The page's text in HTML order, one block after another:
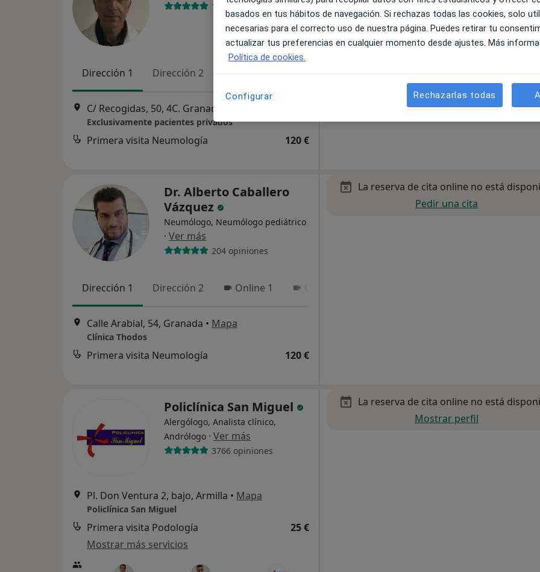
140 opiniones
Dirección 1 Dirección 2
C/ Recogidas, 50, 4C. Granada, Granada
Exclusivamente pacientes privados
Primera visita Neumología 120 €
Dr. Alberto Caballero
Vázquez
Neumólogo, Neumólogo pediátrico
· Ver más
204 opiniones
Dirección 1 Dirección 2 Online 1
Calle Arabial, 54, Granada • Mapa
Clínica Thodos
Primera visita Neumología 120 €
La reserva de cita online no está
Pedir una cita
Policlínica San Miguel
Alergólogo, Analista clínico,
Andrólogo · Ver más
3766 opiniones
Pl. Don Ventura 2, bajo, Armilla • Mapa
Policlínica San Miguel
Primera visita Podología
25 €
Mostrar más servicios
La reserva de cita online no está
Mostrar perfil
basados en tus hábitos de navegación. Si rechazas todas las cookies, solo
necesarias para el correcto uso de nuestra página. Puedes retirar tu
actualizar tus preferencias en cualquier momento desde ajustes. Más
Política de cookies.
Configurar Rechazarlas todas